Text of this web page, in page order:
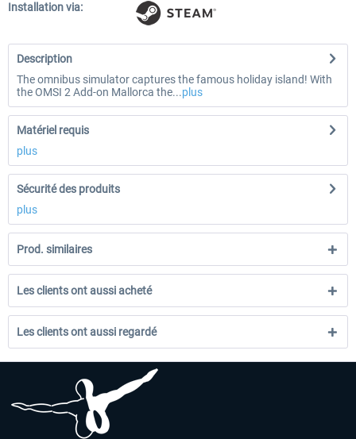
Installation via:
Description
The omnibus simulator captures the famous holiday island! With
the OMSI 2 Add-on Mallorca the...plus
Matériel requis
plus
Sécurité des produits
plus
Prod. similaires
Les clients ont aussi acheté
Les clients ont aussi regardé